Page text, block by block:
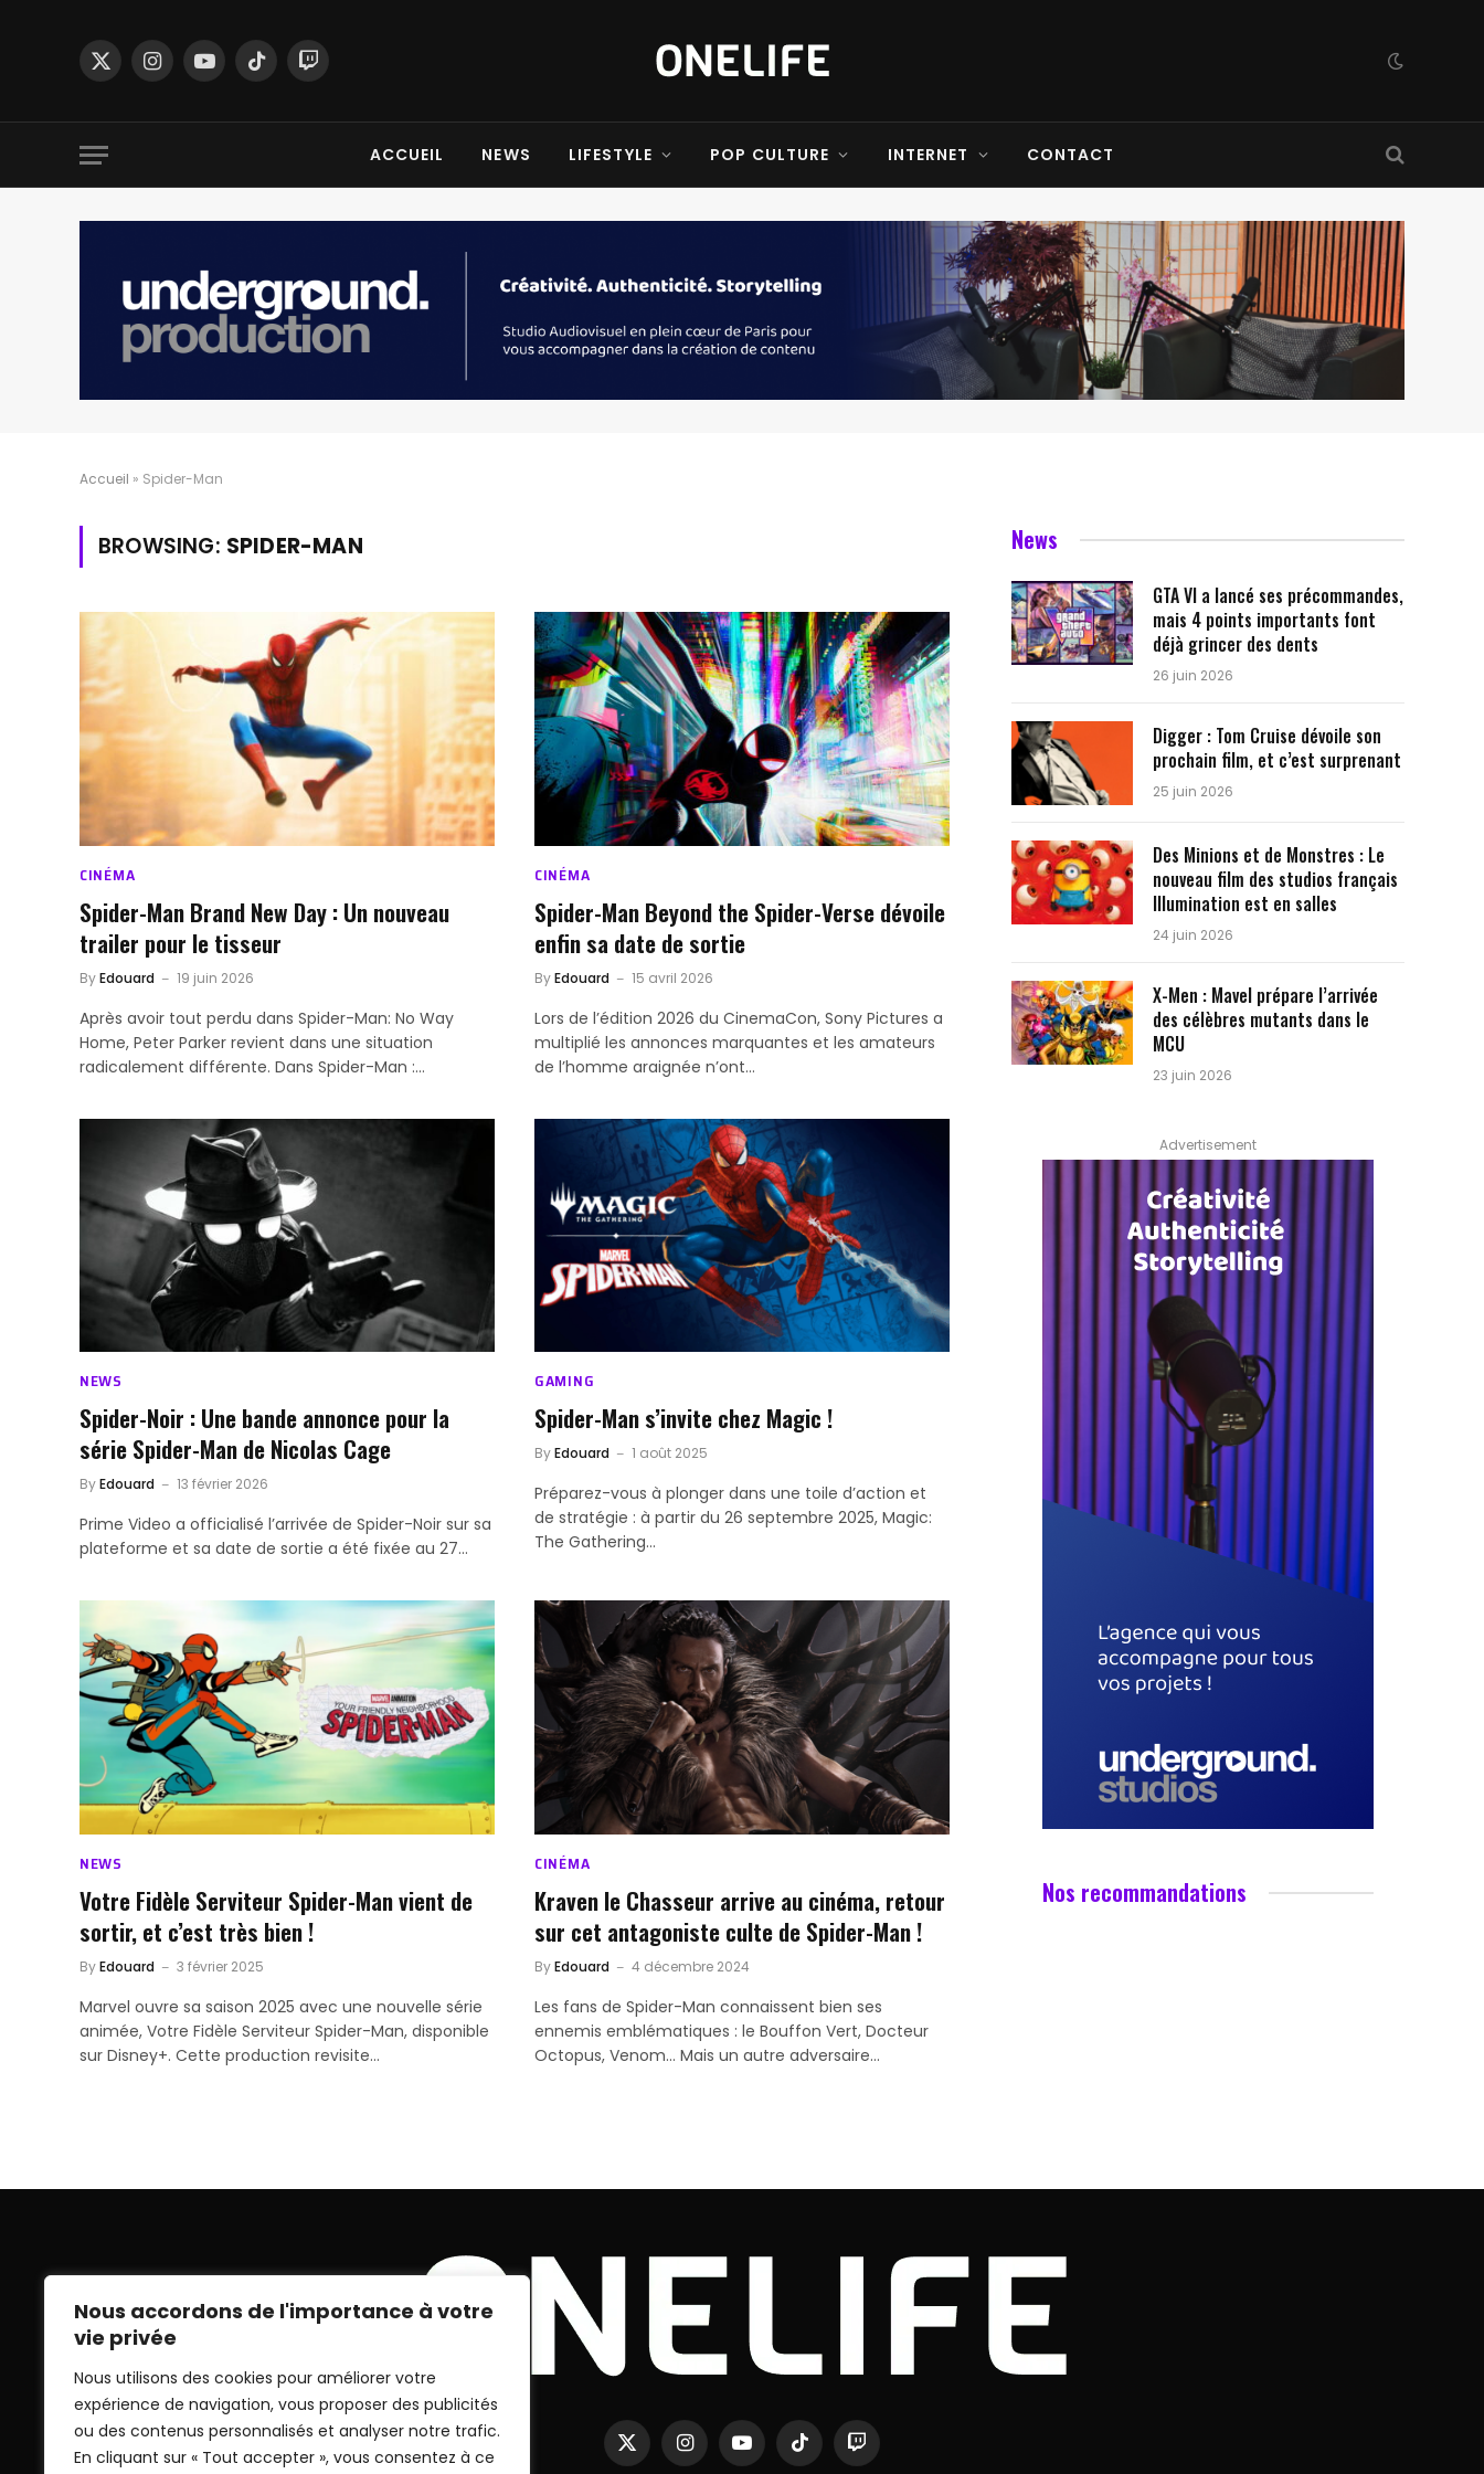
Nous accordons de l'importance à votre
vie privée
Nous utilisons des cookies pour améliorer votre
expérience de navigation, vous proposer des publicités
ou des contenus personnalisés et analyser notre trafic.
En cliquant sur « Tout accepter », vous consentez à ce
X
InstagramYouTubeTikTokTwitch
ACCUEIL NEWS LIFESTYLE POP CULTURE INTERNET CONTACT
Accueil » Spider-Man
BROWSING: SPIDER-MAN
CINÉMA
Spider-Man Brand New Day : Un nouveau
trailer pour le tisseur
ByEdouard 19 juin 2026
Après avoir tout perdu dans Spider-Man: No Way
Home, Peter Parker revient dans une situation
radicalement différente. Dans Spider-Man :…
CINÉMA
Spider-Man Beyond the Spider-Verse dévoile
enfin sa date de sortie
ByEdouard 15 avril 2026
Lors de l’édition 2026 du CinemaCon, Sony Pictures a
multiplié les annonces marquantes et les amateurs
de l’homme araignée n’ont…
NEWS
Spider-Noir : Une bande annonce pour la
série Spider-Man de Nicolas Cage
ByEdouard 13 février 2026
Prime Video a officialisé l’arrivée de Spider-Noir sur sa
plateforme et sa date de sortie a été fixée au 27…
GAMING
Spider-Man s’invite chez Magic !
ByEdouard 1 août 2025
Préparez-vous à plonger dans une toile d’action et
de stratégie : à partir du 26 septembre 2025, Magic:
The Gathering…
NEWS
Votre Fidèle Serviteur Spider-Man vient de
sortir, et c’est très bien !
ByEdouard 3 février 2025
Marvel ouvre sa saison 2025 avec une nouvelle série
animée, Votre Fidèle Serviteur Spider-Man, disponible
sur Disney+. Cette production revisite…
CINÉMA
Kraven le Chasseur arrive au cinéma, retour
sur cet antagoniste culte de Spider-Man !
ByEdouard 4 décembre 2024
Les fans de Spider-Man connaissent bien ses
ennemis emblématiques : le Bouffon Vert, Docteur
Octopus, Venom… Mais un autre adversaire…
News
GTA VI a lancé ses précommandes,
mais 4 points importants font
déjà grincer des dents
26 juin 2026
Digger : Tom Cruise dévoile son
prochain film, et c’est surprenant
25 juin 2026
Des Minions et de Monstres : Le
nouveau film des studios français
Illumination est en salles
24 juin 2026
X-Men : Mavel prépare l’arrivée
des célèbres mutants dans le
MCU
23 juin 2026
Advertisement
Nos recommandations
X
InstagramYouTubeTikTok Twitch